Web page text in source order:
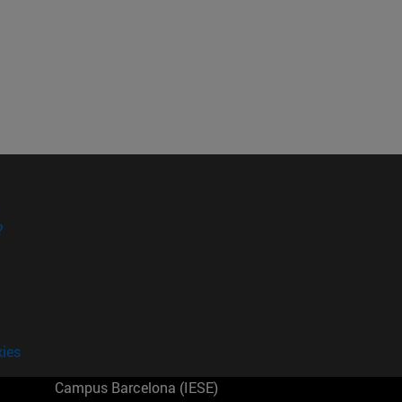
Campus Barcelona (IESE)